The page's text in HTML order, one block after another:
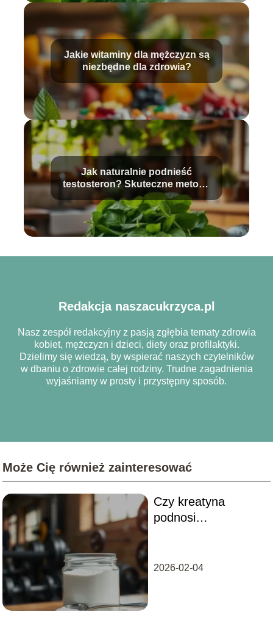
Jakie witaminy dla mężczyzn są
niezbędne dla zdrowia?
Jak naturalnie podnieść
testosteron? Skuteczne metody
i porady
Redakcja naszacukrzyca.pl
Nasz zespół redakcyjny z pasją zgłębia tematy zdrowia
kobiet, mężczyzn i dzieci, diety oraz profilaktyki.
Dzielimy się wiedzą, by wspierać naszych czytelników
w dbaniu o zdrowie całej rodziny. Trudne zagadnienia
wyjaśniamy w prosty i przystępny sposób.
Może Cię również zainteresować
Czy kreatyna
podnosi
najważniejsze
2026-02-04